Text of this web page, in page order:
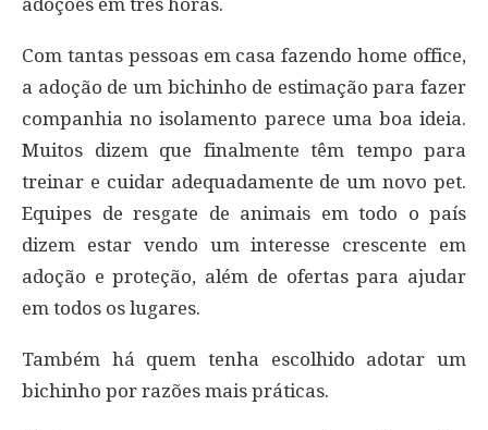
adoções em três horas.
Com tantas pessoas em casa fazendo home office,
a adoção de um bichinho de estimação para fazer
companhia no isolamento parece uma boa ideia.
Muitos dizem que finalmente têm tempo para
treinar e cuidar adequadamente de um novo pet.
Equipes de resgate de animais em todo o país
dizem estar vendo um interesse crescente em
adoção e proteção, além de ofertas para ajudar
em todos os lugares.
Também há quem tenha escolhido adotar um
bichinho por razões mais práticas.